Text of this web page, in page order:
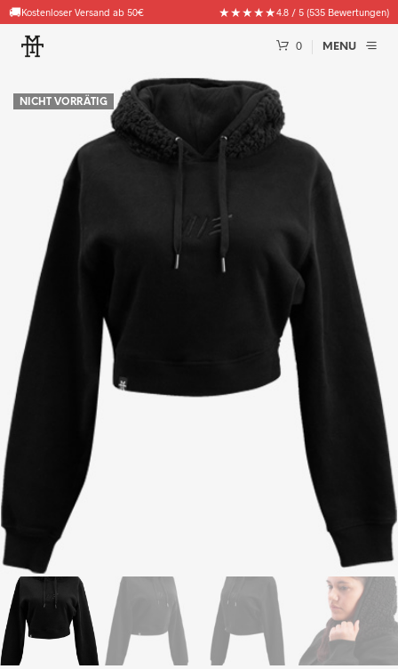
🚚Kostenloser Versand ab 50€ ★★★★★4.8 / 5 (535 Bewertungen)
0 MENU
NICHT VORRÄTIG